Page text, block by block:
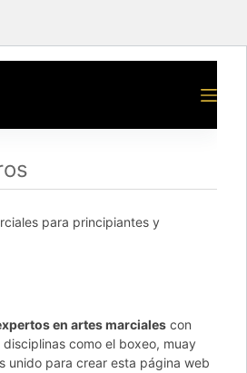
para principiantes y
en artes marciales con
como el boxeo, muay
unido para crear esta página web